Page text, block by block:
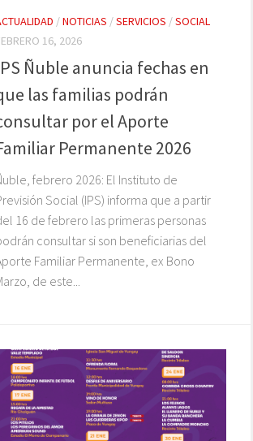
/NOTICIAS /SERVICIOS /SOCIAL
16, 2026
Ñuble anuncia fechas en
las familias podrán
por el Aporte
Permanente 2026
febrero 2026: El Instituto de
Social (IPS) informa que a partir
16 de febrero las primeras personas
consultar si son beneficiarias del
Familiar Permanente, ex Bono
de este...